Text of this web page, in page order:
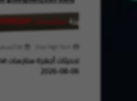
Oran High Tech
06-08-2026